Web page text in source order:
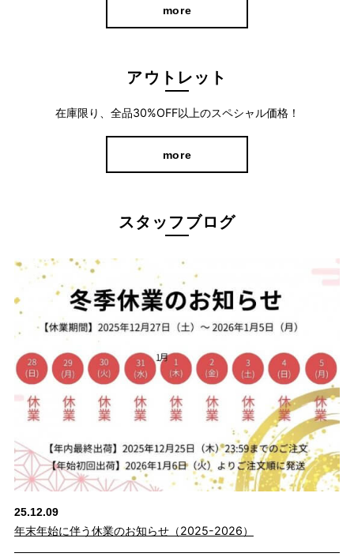
ラクなのにきれい。大人の品を引き立てる1
more
アウトレット
在庫限り、全品30%OFF以上のスペシャル価格！
more
スタッフブログ
25.12.09
年末年始に伴う休業のお知らせ（2025-2026）